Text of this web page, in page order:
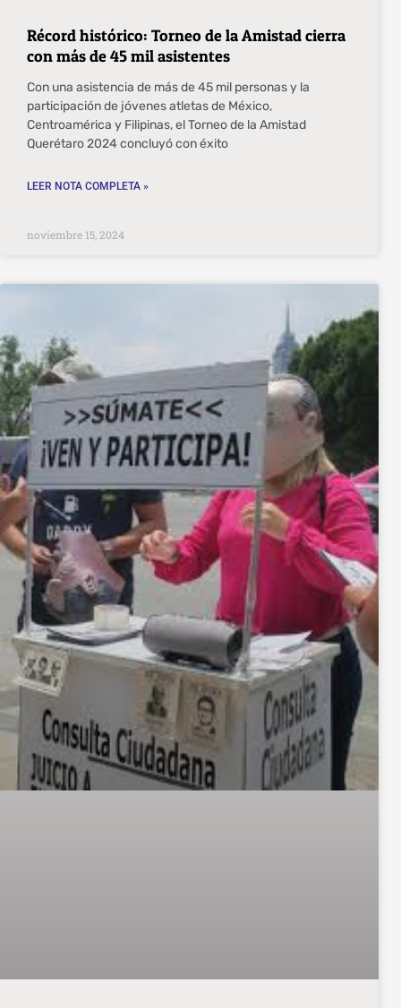
Récord histórico: Torneo de la Amistad cierra
con más de 45 mil asistentes
Con una asistencia de más de 45 mil personas y la
participación de jóvenes atletas de México,
Centroamérica y Filipinas, el Torneo de la Amistad
Querétaro 2024 concluyó con éxito
LEER NOTA COMPLETA »
noviembre 15, 2024